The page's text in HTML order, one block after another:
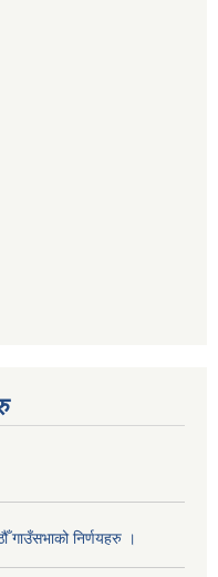
निर्णयहरु ।